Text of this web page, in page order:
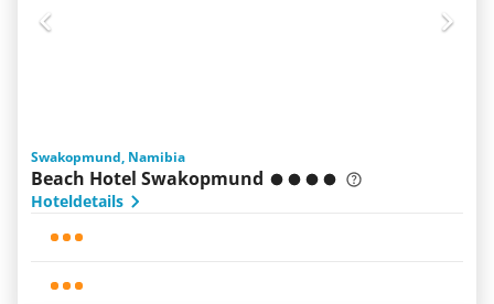
Swakopmund, Namibia
Beach Hotel Swakopmund
Hoteldetails